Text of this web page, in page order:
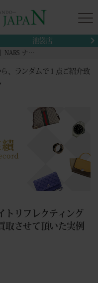
池袋店
【来店買取】NARS ナーズ ライトリフレクティング トーンアップヴェールを高価買取させて頂いた実例紹介
、ランダムで１点ご紹介致
トリフレクティング
取させて頂いた実例